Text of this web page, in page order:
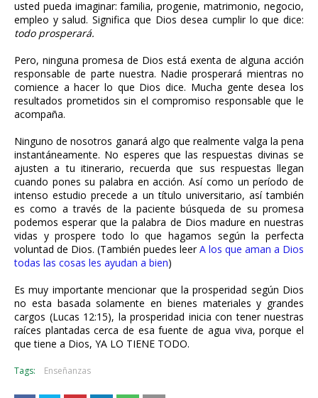
usted pueda imaginar: familia, progenie, matrimonio, negocio,
empleo y salud. Significa que Dios desea cumplir lo que dice:
todo prosperará.
Pero, ninguna promesa de Dios está exenta de alguna acción
responsable de parte nuestra. Nadie prosperará mientras no
comience a hacer lo que Dios dice. Mucha gente desea los
resultados prometidos sin el compromiso responsable que le
acompaña.
Ninguno de nosotros ganará algo que realmente valga la pena
instantáneamente. No esperes que las respuestas divinas se
ajusten a tu itinerario, recuerda que sus respuestas llegan
cuando pones su palabra en acción. Así como un período de
intenso estudio precede a un título universitario, así también
es como a través de la paciente búsqueda de su promesa
podemos esperar que la palabra de Dios madure en nuestras
vidas y prospere todo lo que hagamos según la perfecta
voluntad de Dios. (También puedes leerA los que aman a Dios
todas las cosas les ayudan a bien)
Es muy importante mencionar que la prosperidad según Dios
no esta basada solamente en bienes materiales y grandes
cargos (Lucas 12:15), la prosperidad inicia con tener nuestras
raíces plantadas cerca de esa fuente de agua viva, porque el
que tiene a Dios, YA LO TIENE TODO.
Tags: Enseñanzas